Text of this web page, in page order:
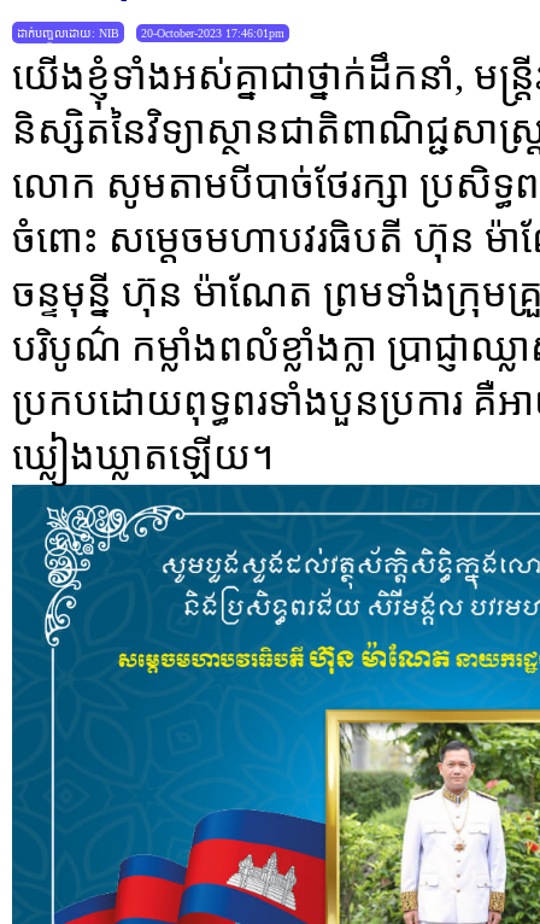
ដាក់បញ្ចូលដោយ: NIB 20-October-2023 17:46:01pm
យើងខ្ញុំទាំងអស់គ្នាជាថ្នាក់ដឹកនាំ, មន្
និស្សិតនៃវិទ្យាស្ថានជាតិពាណិជ្ជសា
លោក សូមតាមបីបាច់ថែរក្សា ប្រសិទ្ធ
ចំពោះ សម្តេចមហាបវរធិបតី ហ៊ុន
ចន្ទមុន្នី ហ៊ុន ម៉ាណែត ព្រមទាំងក្រុម
បរិបូណ៌ កម្លាំងពលំខ្លាំងក្លា ប្រាជ្ញ
ប្រកបដោយពុទ្ធពរទាំងបួនប្រការ គឺ
ឃ្លៀងឃ្លាតឡើយ។